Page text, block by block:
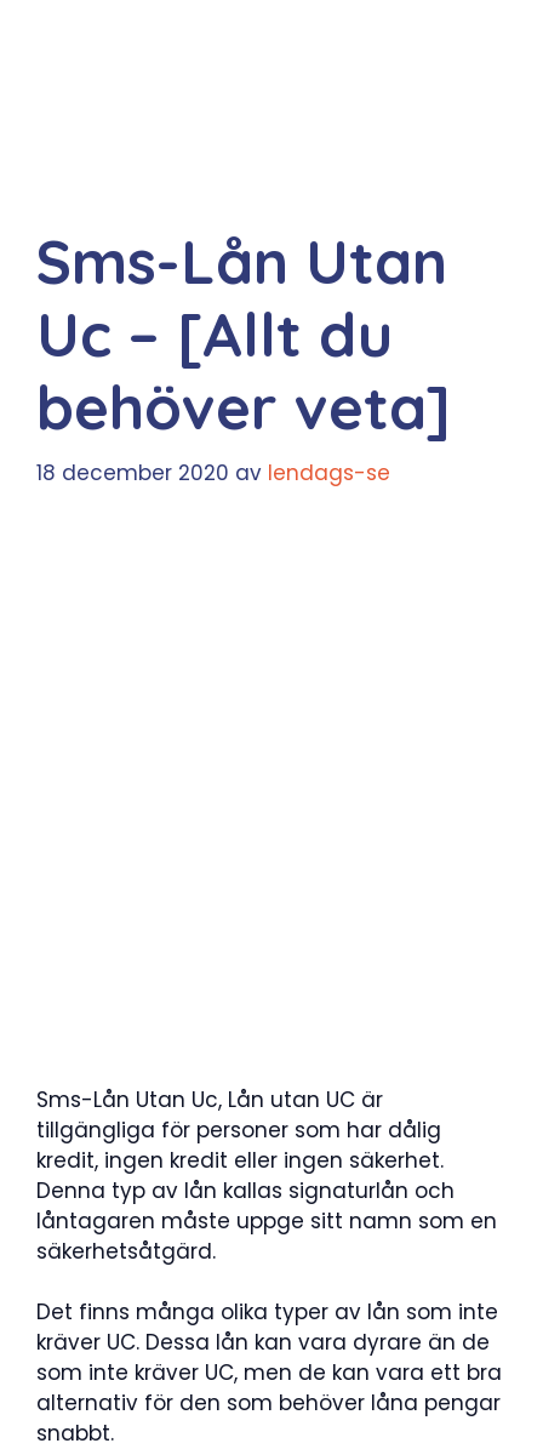
Sms-Lån Utan
Uc – [Allt du
behöver veta]
18 december 2020 av lendags-se
Sms-Lån Utan Uc, Lån utan UC är
tillgängliga för personer som har dålig
kredit, ingen kredit eller ingen säkerhet.
Denna typ av lån kallas signaturlån och
låntagaren måste uppge sitt namn som en
säkerhetsåtgärd.
Det finns många olika typer av lån som inte
kräver UC. Dessa lån kan vara dyrare än de
som inte kräver UC, men de kan vara ett bra
alternativ för den som behöver låna pengar
snabbt.